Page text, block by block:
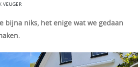
VEUGER
bijna niks, het enige wat we gedaan